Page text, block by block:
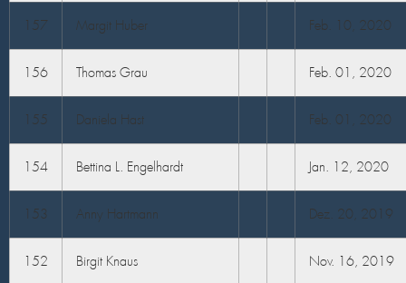
157 Margit Huber Feb. 10, 2020
156 Thomas Grau Feb. 01, 2020
155 Daniela Hast Feb. 01, 2020
154 Bettina L. Engelhardt Jan. 12, 2020
153 Anny Hartmann Dez. 20, 2019
152 Birgit Knaus Nov. 16, 2019